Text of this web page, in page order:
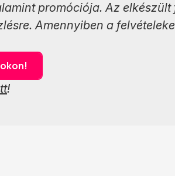
promóciója. Az
Amennyiben a
!